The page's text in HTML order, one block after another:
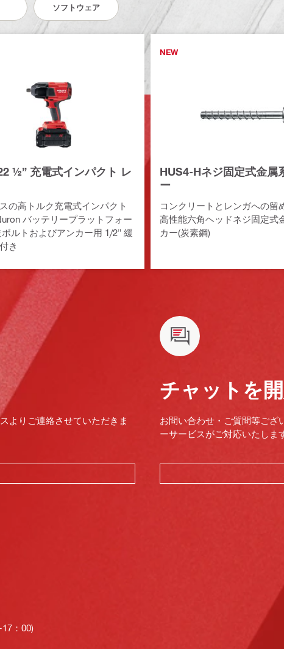
ソフトウェア
½” 充電式インパクト レ
の高トルク充電式インパクト
バッテリープラットフォー
ボルトおよびアンカー用 1/2" 緩
き
NEW
HUS4-Hネジ固定式金属
ー
コンクリートとレンガへの留
高性能六角ヘッドネジ固定式
カー(炭素鋼)
よりご連絡させていただきま
チャットを
お問い合わせ・ご質問等ござ
ーサービスがご対応いたしま
：00)